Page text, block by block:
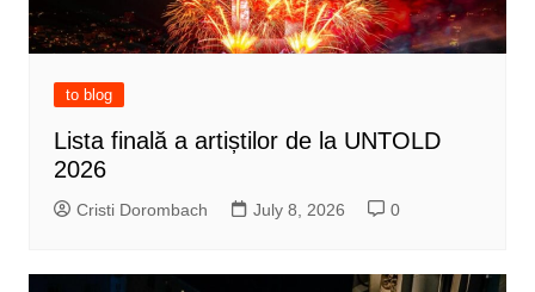
to blog
Lista finală a artiștilor de la UNTOLD
2026
Cristi Dorombach July 8, 2026 0